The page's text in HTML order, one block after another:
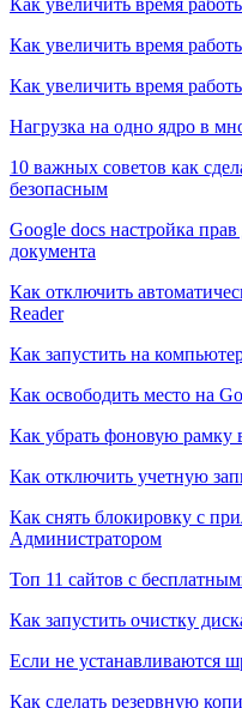
Как увеличить время
Как увеличить время
Нагрузка на одно ядро в
10 важных советов как
безопасным
Google docs настройка
документа
Как отключить
Reader
Как запустить на
Как освободить место на
Как убрать фоновую рамку
Как отключить учетную
Как снять блокировку с
Администратором
Топ 11 сайтов с
Как запустить очистку
Если не устанавливаются
Как сделать резервную